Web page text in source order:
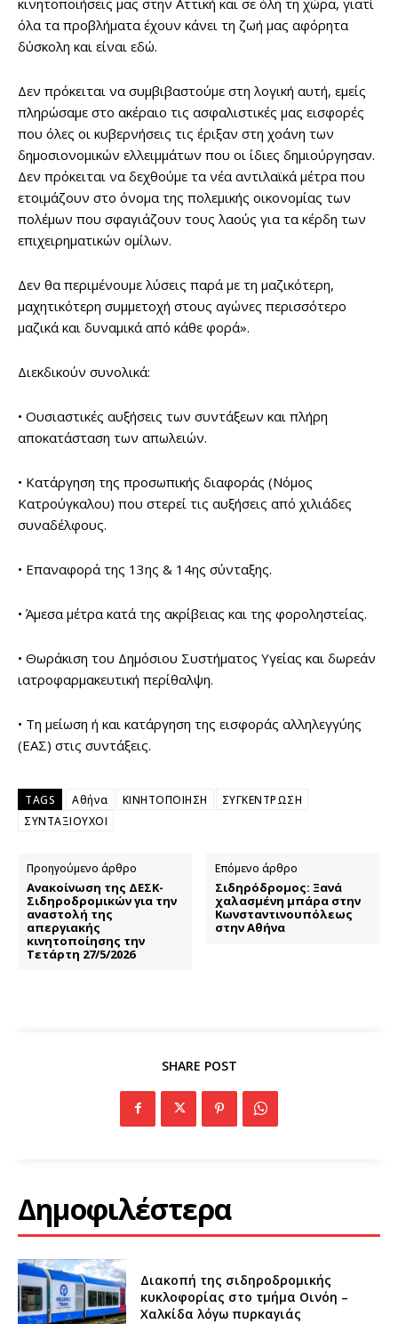
όλα τα προβλήματα έχουν κάνει τη ζωή μας αφόρητα
δύσκολη και είναι εδώ.
Δεν πρόκειται να συμβιβαστούμε στη λογική αυτή, εμείς
πληρώσαμε στο ακέραιο τις ασφαλιστικές μας εισφορές
που όλες οι κυβερνήσεις τις έριξαν στη χοάνη των
δημοσιονομικών ελλειμμάτων που οι ίδιες δημιούργησαν.
Δεν πρόκειται να δεχθούμε τα νέα αντιλαϊκά μέτρα που
ετοιμάζουν στο όνομα της πολεμικής οικονομίας των
πολέμων που σφαγιάζουν τους λαούς για τα κέρδη των
επιχειρηματικών ομίλων.
Δεν θα περιμένουμε λύσεις παρά με τη μαζικότερη,
μαχητικότερη συμμετοχή στους αγώνες περισσότερο
μαζικά και δυναμικά από κάθε φορά».
Διεκδικούν συνολικά:
• Ουσιαστικές αυξήσεις των συντάξεων και πλήρη
αποκατάσταση των απωλειών.
• Κατάργηση της προσωπικής διαφοράς (Νόμος
Κατρούγκαλου) που στερεί τις αυξήσεις από χιλιάδες
συναδέλφους.
• Επαναφορά της 13ης & 14ης σύνταξης.
• Άμεσα μέτρα κατά της ακρίβειας και της φοροληστείας.
• Θωράκιση του Δημόσιου Συστήματος Υγείας και δωρεάν
ιατροφαρμακευτική περίθαλψη.
• Τη μείωση ή και κατάργηση της εισφοράς αλληλεγγύης
(ΕΑΣ) στις συντάξεις.
TAGS Αθήνα ΚΙΝΗΤΟΠΟΙΗΣΗ
ΣΥΓΚΕΝΤΡΩΣΗ
ΣΥΝΤΑΞΙΟΥΧΟΙ
Προηγούμενο άρθρο
Ανακοίνωση της ΔΕΣΚ-
Σιδηροδρομικών για την
αναστολή της
απεργιακής
κινητοποίησης την
Τετάρτη 27/5/2026
Επόμενο άρθρο
Σιδηρόδρομος: Ξανά
χαλασμένη μπάρα στην
Κωνσταντινουπόλεως
στην Αθήνα
SHARE POST
Δημοφιλέστερα
Διακοπή της σιδηροδρομικής
κυκλοφορίας στο τμήμα Οινόη –
Χαλκίδα λόγω πυρκαγιάς